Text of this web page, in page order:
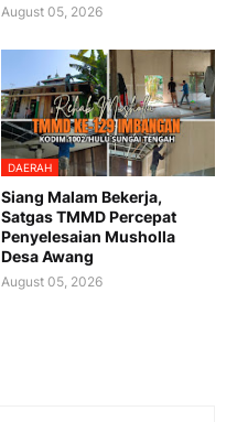
August 05, 2026
DAERAH
Siang Malam Bekerja,
Satgas TMMD Percepat
Penyelesaian Musholla
Desa Awang
August 05, 2026